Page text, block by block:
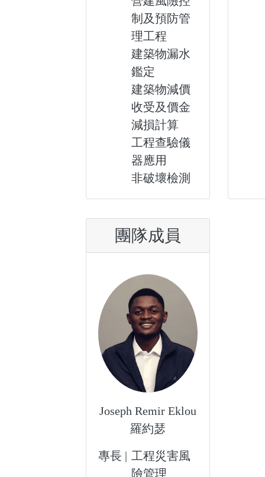
制及預防管
理工程
建築物漏水
鑑定
建築物減價
收受及價金
減損計算
工程查驗儀
器應用
非破壞檢測
團隊成員
Joseph Remir Eklou
羅約瑟
專長 | 工程災害風
險管理